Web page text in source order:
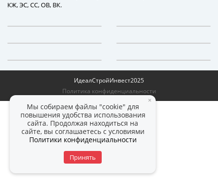
КЖ, ЭС, СС, ОВ, ВК.
ИдеалСтройИнвест2025
Политика конфиденциальности
×
Мы собираем файлы "cookie" для
повышения удобства использования
сайта. Продолжая находиться на
сайте, вы соглашаетесь с условиями
Политики конфиденциальности
Принять